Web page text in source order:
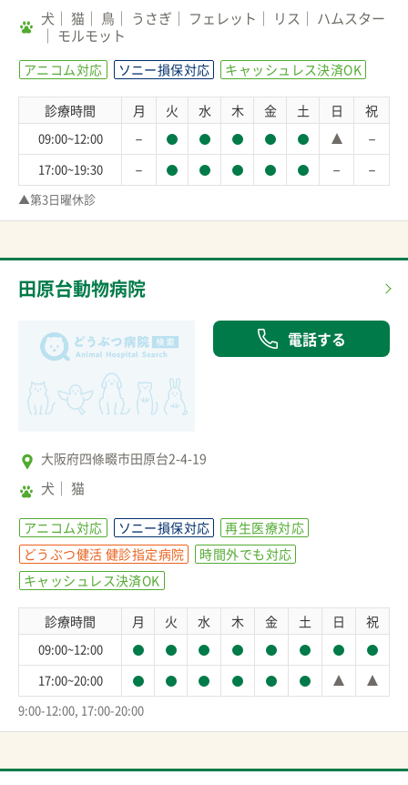
犬 猫 鳥 うさぎ フェレット リス
ハムスター
モルモット
アニコム対応 ソニー損保対応 キャッシュレス決済OK
診療時間 月 火 水 木 金 土 日 祝
09:00~12:00 － －
17:00~19:30 － － －
▲第3日曜休診
田原台動物病院
電話する
大阪府四條畷市田原台2-4-19
犬 猫
アニコム対応 ソニー損保対応
再生医療対応
どうぶつ健活 健診指定病院
時間外でも対応
キャッシュレス決済OK
診療時間 月 火 水 木 金 土 日 祝
09:00~12:00
17:00~20:00
9:00-12:00, 17:00-20:00